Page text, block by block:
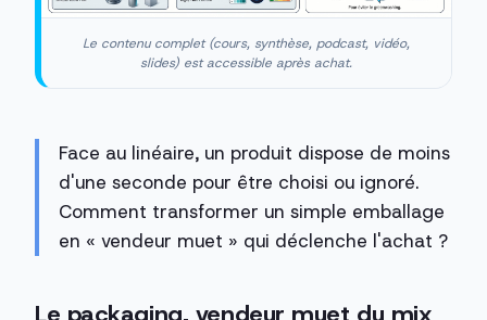
Le contenu complet (cours, synthèse, podcast, vidéo,
slides) est accessible après achat.
Face au linéaire, un produit dispose de moins
d'une seconde pour être choisi ou ignoré.
Comment transformer un simple emballage
en « vendeur muet » qui déclenche l'achat ?